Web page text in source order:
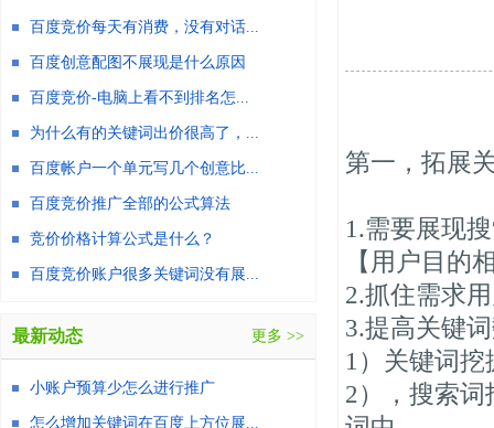
第一，拓展
1.需要展现
【用户目的
2.抓住需求
3.提高关键
1）关键词挖
2），搜索
百度竞价每天有消费，没有对话...
百度创意配图不展现是什么原因
百度竞价-电脑上看不到排名怎...
为什么有的关键词出价很高了，...
百度帐户一个单元写几个创意比...
百度竞价推广全部的公式算法
竞价价格计算公式是什么？
百度竞价账户很多关键词没有展...
最新动态 更多 >>
小账户预算少怎么进行推广
怎么增加关键词在百度上方位展...